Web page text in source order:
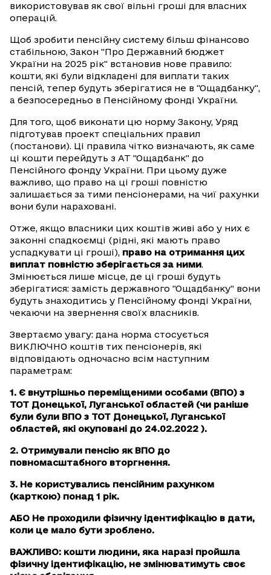
використовував як свої вільні гроші для власних
операцій.
Щоб зробити пенсійну систему більш фінансово
стабільною, Закон "Про Державний бюджет
України на 2025 рік" встановив нове правило:
кошти, які були відкладені для виплати таких
пенсій, тепер будуть зберігатися не в "Ощадбанку",
а безпосередньо в Пенсійному фонді України.
Для того, щоб виконати цю норму Закону, Уряд
підготував проект спеціальних правил
(постанови). Ці правила чітко визначають, як саме
ці кошти перейдуть з АТ "Ощадбанк" до
Пенсійного фонду України. При цьому дуже
важливо, що право на ці гроші повністю
залишається за тими пенсіонерами, на чиї рахунки
вони були нараховані.
Отже, якщо власники цих коштів живі або у них є
законні спадкоємці (рідні, які мають право
успадкувати ці гроші), право на отримання цих
виплат повністю зберігається за ними.
Змінюється лише місце, де ці гроші будуть
зберігатися: замість державного "Ощадбанку" вони
будуть знаходитись у Пенсійному фонді України,
чекаючи на звернення своїх власників.
Звертаємо увагу: дана норма стосується
ВИКЛЮЧНО коштів тих пенсіонерів, які
відповідають одночасно всім наступним
параметрам:
1. Є внутрішньо переміщеними особами (ВПО) з
ТОТ Донецької, Луганської областей (чи раніше
були були ВПО з ТОТ Донецької, Луганської
областей, які окуповані до 24.02.2022 ).
2. Отримували пенсію як ВПО до
повномасштабного вторгнення.
3. Не користувались пенсійним рахунком
(карткою) понад 1 рік.
АБО Не проходили фізичну ідентифікацію в дати,
коли це мало бути зроблено.
ВАЖЛИВО: кошти людини, яка наразі пройшла
фізичну ідентифікацію, не змінюватимуть своє